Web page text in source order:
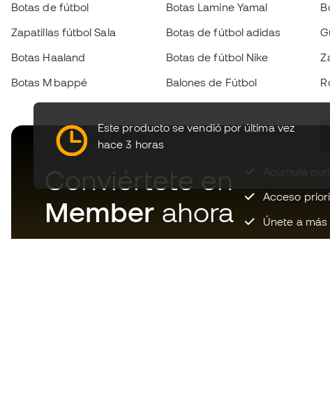
Este producto se vendió por última vez
hace 3 horas
Botas de fútbol
Zapatillas fútbol Sala
Botas Haaland
Botas Mbappé
Botas Lamine Yamal
Botas de fútbol adidas
Botas de fútbol Nike
Balones de Fútbol
Conviértete en
Member ahora
Acumula
Acceso
Únete a